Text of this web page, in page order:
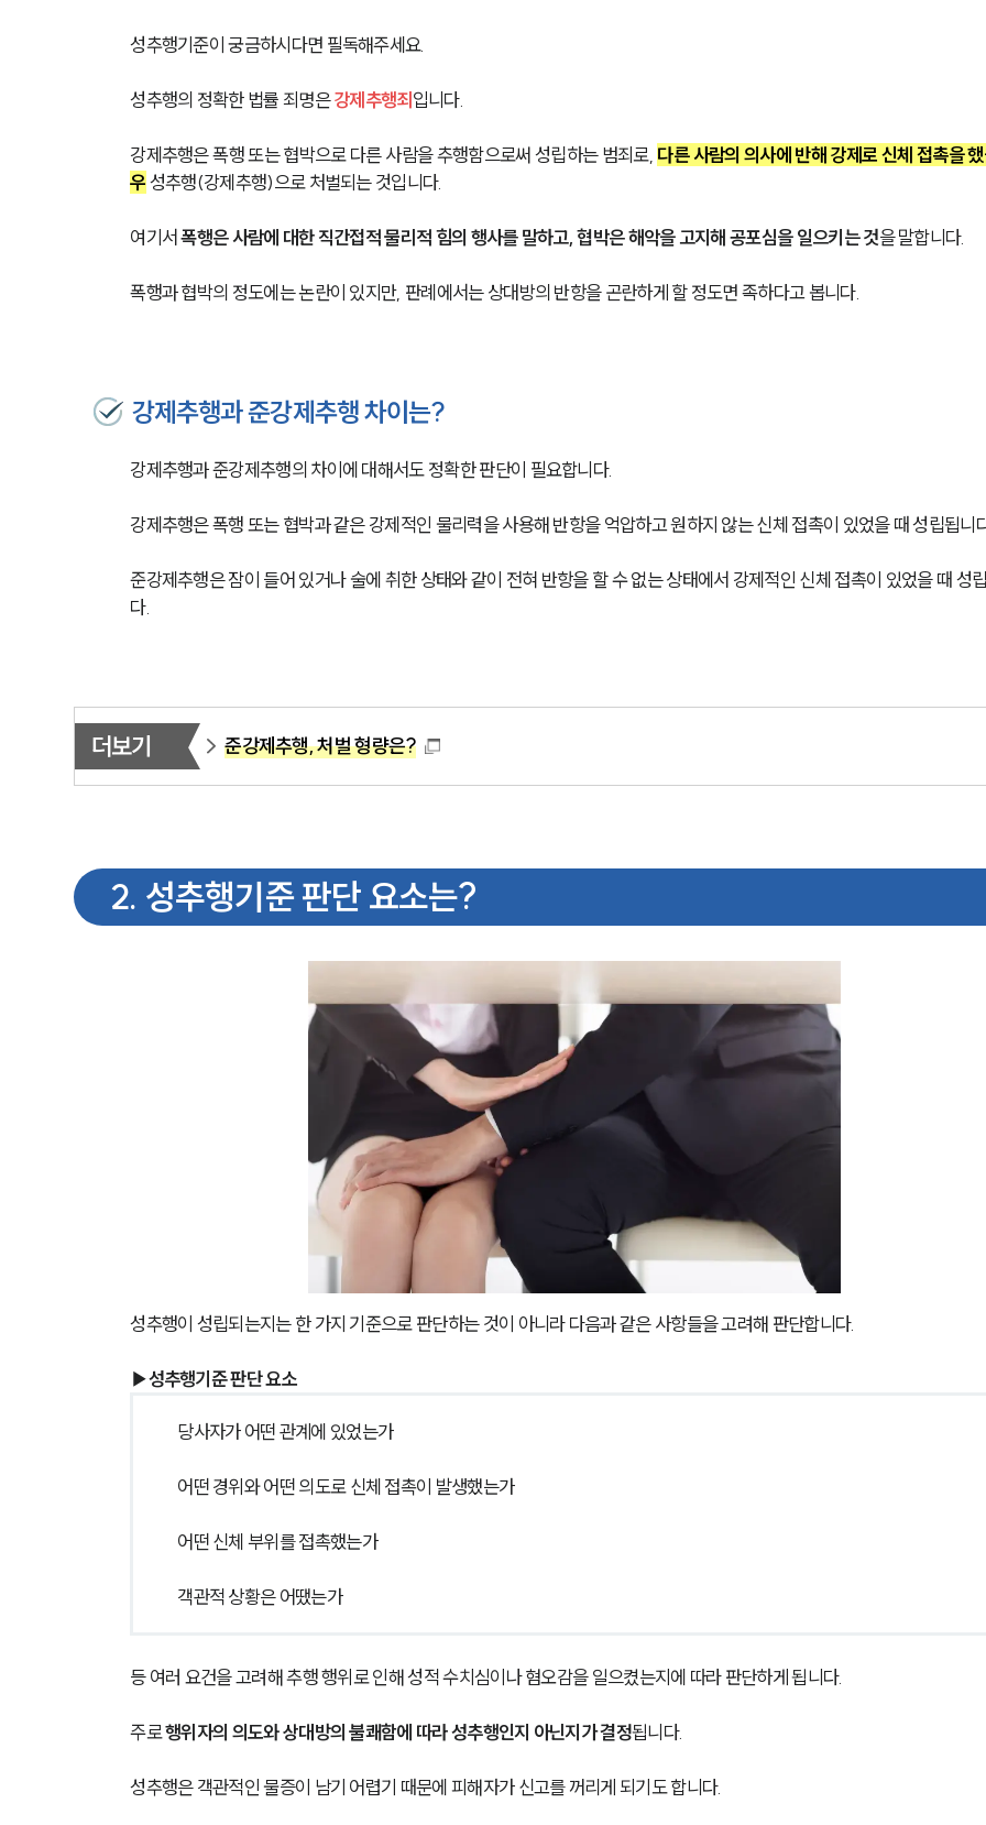
성추행기준이 궁금하시다면 필독해주세요.
성추행의 정확한 법률 죄명은 강제추행죄입니다.
강제추행은 폭행 또는 협박으로 다른 사람을 추행함으로써 성립하는 범죄로, 다른 사람의 의사에 반해 강제로 신체 접촉을
우 성추행(강제추행)으로 처벌되는 것입니다.
여기서 폭행은 사람에 대한 직간접적 물리적 힘의 행사를 말하고, 협박은 해악을 고지해 공포심을 일으키는 것을 말합니다.
폭행과 협박의 정도에는 논란이 있지만, 판례에서는 상대방의 반항을 곤란하게 할 정도면 족하다고 봅니다.
강제추행과 준강제추행 차이는?
강제추행과 준강제추행의 차이에 대해서도 정확한 판단이 필요합니다.
강제추행은 폭행 또는 협박과 같은 강제적인 물리력을 사용해 반항을 억압하고 원하지 않는 신체 접촉이 있었을 때 성립됩니
준강제추행은 잠이 들어 있거나 술에 취한 상태와 같이 전혀 반항을 할 수 없는 상태에서 강제적인 신체 접촉이 있었을 때 성
다.
더보기 준강제추행, 처벌 형량은?
2. 성추행기준 판단 요소는?
성추행이 성립되는지는 한 가지 기준으로 판단하는 것이 아니라 다음과 같은 사항들을 고려해 판단합니다.
▶성추행기준 판단 요소
당사자가 어떤 관계에 있었는가
어떤 경위와 어떤 의도로 신체 접촉이 발생했는가
어떤 신체 부위를 접촉했는가
객관적 상황은 어땠는가
등 여러 요건을 고려해 추행 행위로 인해 성적 수치심이나 혐오감을 일으켰는지에 따라 판단하게 됩니다.
주로 행위자의 의도와 상대방의 불쾌함에 따라 성추행인지 아닌지가 결정됩니다.
성추행은 객관적인 물증이 남기 어렵기 때문에 피해자가 신고를 꺼리게 되기도 합니다.